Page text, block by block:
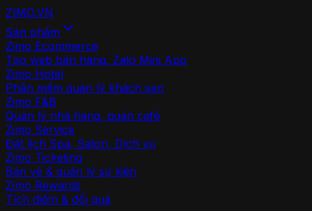
ZIMO.VN
Sản phẩm
Zimo Ecommerce
Tạo web bán hàng, Zalo Mini App
Zimo Hotel
Phần mềm quản lý khách sạn
Zimo F&B
Quản lý nhà hàng, quán café
Zimo Service
Đặt lịch Spa, Salon, Dịch vụ
Zimo Ticketing
Bán vé & quản lý sự kiện
Zimo Rewards
Tích điểm & đổi quà